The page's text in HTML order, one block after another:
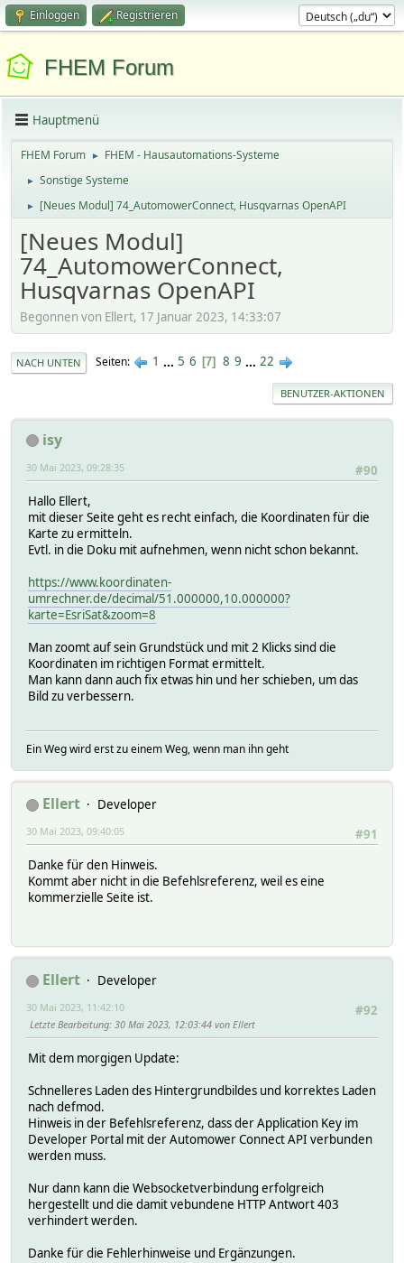
Einloggen Registrieren
FHEM Forum
Hauptmenü
FHEM Forum ► FHEM - Hausautomations-Systeme
► Sonstige Systeme
► [Neues Modul] 74_AutomowerConnect, Husqvarnas OpenAPI
[Neues Modul]
74_AutomowerConnect,
Husqvarnas OpenAPI
Begonnen von Ellert, 17 Januar 2023, 14:33:07
NACH UNTEN Seiten 1 ... 5 6 7 8 9 ... 22
BENUTZER-AKTIONEN
isy
#90
30 Mai 2023, 09:28:35
Hallo Ellert,
mit dieser Seite geht es recht einfach, die Koordinaten für die
Karte zu ermitteln.
Evtl. in die Doku mit aufnehmen, wenn nicht schon bekannt.
https://www.koordinaten-
umrechner.de/decimal/51.000000,10.000000?
karte=EsriSat&zoom=8
Man zoomt auf sein Grundstück und mit 2 Klicks sind die
Koordinaten im richtigen Format ermittelt.
Man kann dann auch fix etwas hin und her schieben, um das
Bild zu verbessern.
Ein Weg wird erst zu einem Weg, wenn man ihn geht
Ellert
Developer
#91
30 Mai 2023, 09:40:05
Danke für den Hinweis.
Kommt aber nicht in die Befehlsreferenz, weil es eine
kommerzielle Seite ist.
Ellert
Developer
#92
30 Mai 2023, 11:42:10
Letzte Bearbeitung: 30 Mai 2023, 12:03:44 von Ellert
Mit dem morgigen Update:
Schnelleres Laden des Hintergrundbildes und korrektes Laden
nach defmod.
Hinweis in der Befehlsreferenz, dass der Application Key im
Developer Portal mit der Automower Connect API verbunden
werden muss.
Nur dann kann die Websocketverbindung erfolgreich
hergestellt und die damit vebundene HTTP Antwort 403
verhindert werden.
Danke für die Fehlerhinweise und Ergänzungen.